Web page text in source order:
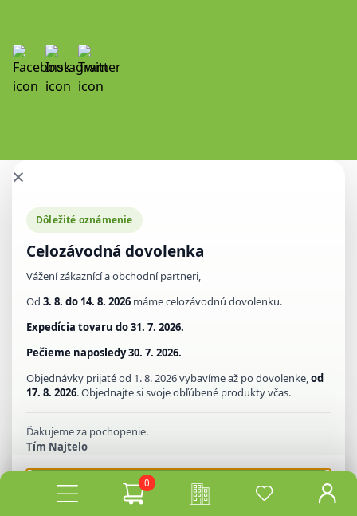
0
×
Dôležité oznámenie
Celozávodná dovolenka
Vážení zákaznící a obchodní partneri,
Od 3. 8. do 14. 8. 2026 máme celozávodnú dovolenku.
Expedícia tovaru do31. 7. 2026.
Pečieme naposledy30. 7. 2026.
Objednávky prijaté od 1. 8. 2026 vybavíme až po dovolenke, od
17. 8. 2026. Objednajte si svoje obľúbené produkty včas.
Ďakujeme za pochopenie.
Tím Najtelo
Rozumiem